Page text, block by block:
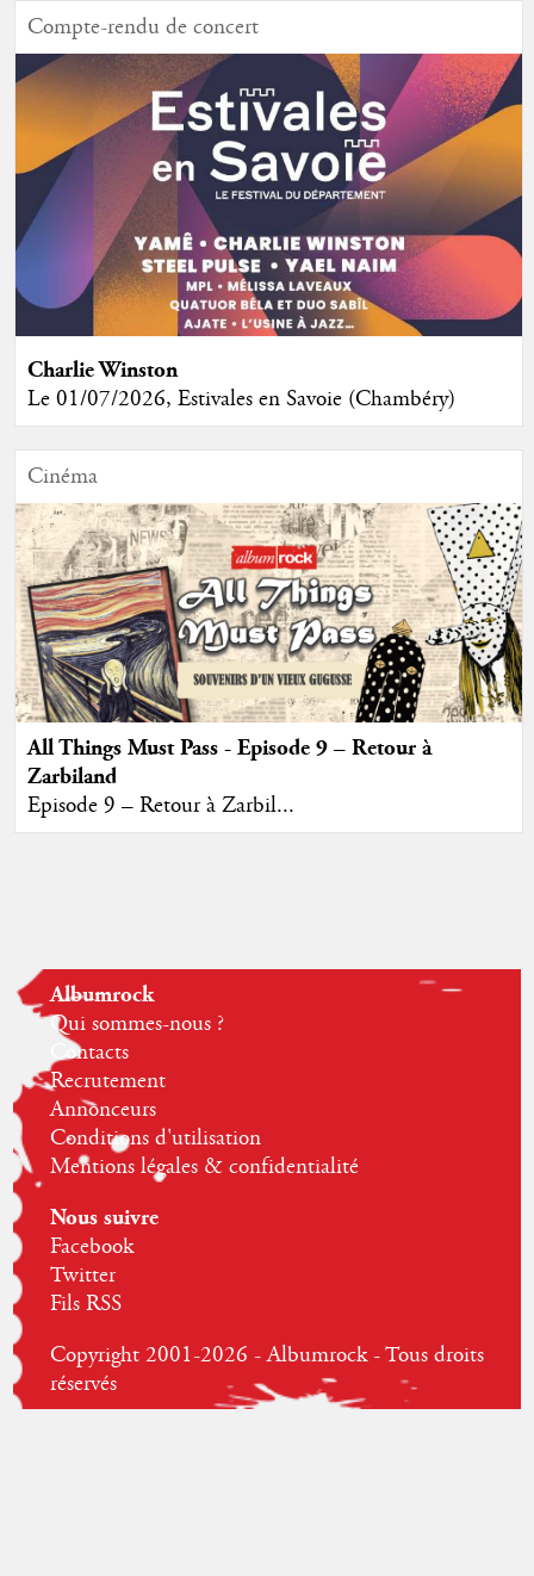
Compte-rendu de concert
Charlie Winston
Le 01/07/2026, Estivales en Savoie (Chambéry)
Cinéma
All Things Must Pass - Episode 9 – Retour à
Zarbiland
Episode 9 – Retour à Zarbil...
Albumrock
Qui sommes-nous ?
Contacts
Recrutement
Annonceurs
Conditions d'utilisation
Mentions légales & confidentialité
Nous suivre
Facebook
Twitter
Fils RSS
Copyright 2001-2026 - Albumrock - Tous droits
réservés